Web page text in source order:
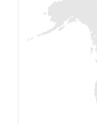
Denne
som gjør det
dataservere så
som samles inn
termisk
De nye
mindre
og åpner nå
kontrollerte og